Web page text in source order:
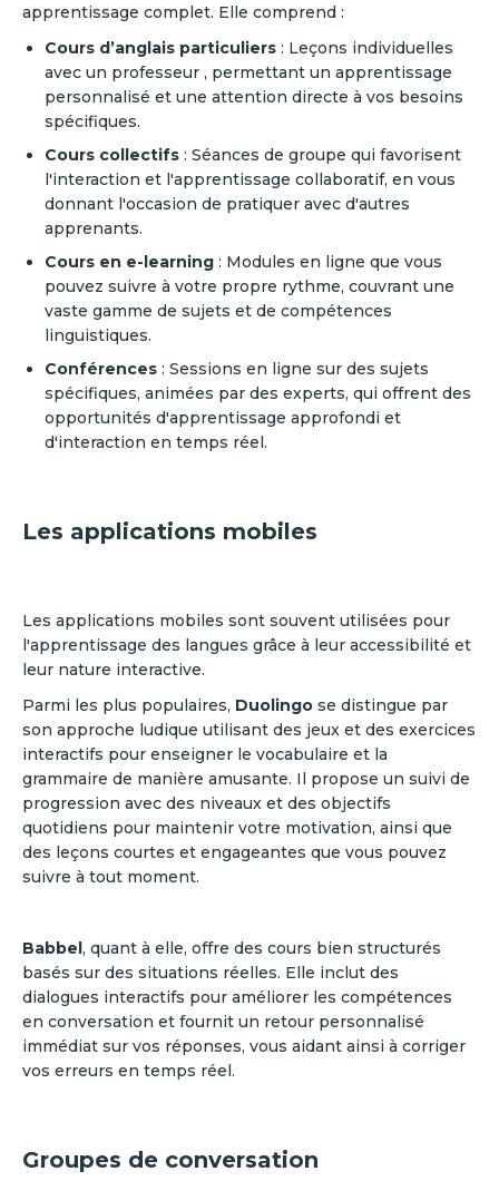
apprentissage complet. Elle comprend :
Cours d’anglais particuliers : Leçons individuelles
avec un professeur , permettant un apprentissage
personnalisé et une attention directe à vos besoins
spécifiques.
Cours collectifs : Séances de groupe qui favorisent
l'interaction et l'apprentissage collaboratif, en vous
donnant l'occasion de pratiquer avec d'autres
apprenants.
Cours en e-learning : Modules en ligne que vous
pouvez suivre à votre propre rythme, couvrant une
vaste gamme de sujets et de compétences
linguistiques.
Conférences : Sessions en ligne sur des sujets
spécifiques, animées par des experts, qui offrent des
opportunités d'apprentissage approfondi et
d'interaction en temps réel.
Les applications mobiles
Les applications mobiles sont souvent utilisées pour
l'apprentissage des langues grâce à leur accessibilité et
leur nature interactive.
Parmi les plus populaires, Duolingo se distingue par
son approche ludique utilisant des jeux et des exercices
interactifs pour enseigner le vocabulaire et la
grammaire de manière amusante. Il propose un suivi de
progression avec des niveaux et des objectifs
quotidiens pour maintenir votre motivation, ainsi que
des leçons courtes et engageantes que vous pouvez
suivre à tout moment.
Babbel, quant à elle, offre des cours bien structurés
basés sur des situations réelles. Elle inclut des
dialogues interactifs pour améliorer les compétences
en conversation et fournit un retour personnalisé
immédiat sur vos réponses, vous aidant ainsi à corriger
vos erreurs en temps réel.
Groupes de conversation